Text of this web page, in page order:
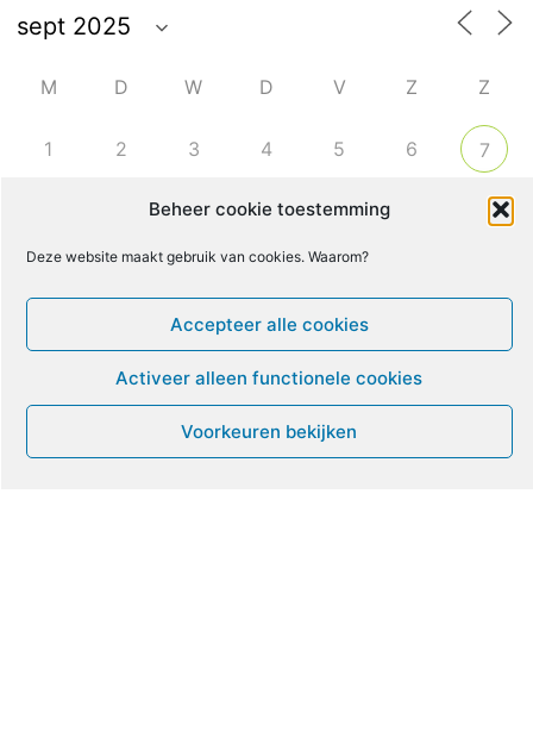
Beheer cookie toestemming
Deze website maakt gebruik van cookies. Waarom?
Accepteer alle cookies
Activeer alleen functionele cookies
Voorkeuren bekijken
M D W D V Z Z
1 2 3 4 5 6 7
10 11 12 14
15 16 17 18 19 20 21
23 25 26 27
1 2 3